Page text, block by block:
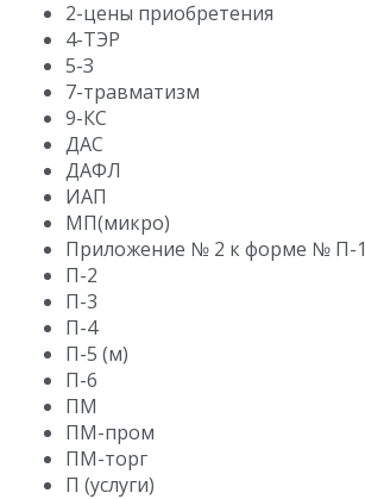
2-цены приобретения
4-ТЭР
5-З
7-травматизм
9-КС
ДАС
ДАФЛ
ИАП
МП(микро)
Приложение № 2 к форме № П-1
П-2
П-3
П-4
П-5 (м)
П-6
ПМ
ПМ-пром
ПМ-торг
П (услуги)